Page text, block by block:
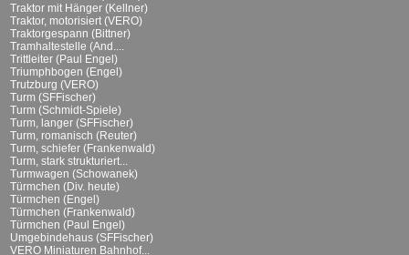
Traktor mit Hänger (Kellner)
Traktor, motorisiert (VERO)
Traktorgespann (Bittner)
Tramhaltestelle (And....
Trittleiter (Paul Engel)
Triumphbogen (Engel)
Trutzburg (VERO)
Turm (SFFischer)
Turm (Schmidt-Spiele)
Turm, langer (SFFischer)
Turm, romanisch (Reuter)
Turm, schiefer (Frankenwald)
Turm, stark strukturiert...
Turmwagen (Schowanek)
Türmchen (Div. heute)
Türmchen (Engel)
Türmchen (Frankenwald)
Türmchen (Paul Engel)
Umgebindehaus (SFFischer)
VERO Miniaturen Bahnhof...